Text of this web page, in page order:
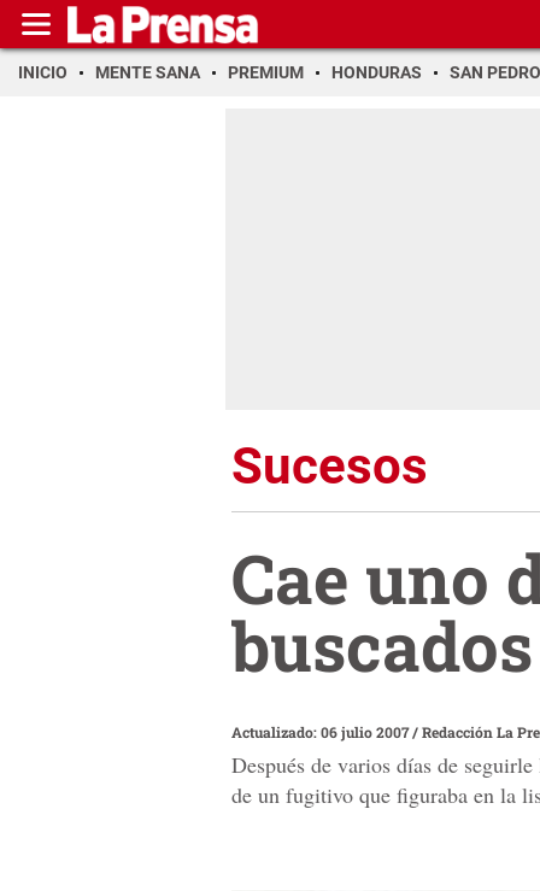
INICIO MENTE SANA PREMIUM HONDURAS SAN PEDRO
Sucesos
Cae uno
buscados
Actualizado: 06 julio 2007/Redacción La
Después de varios días de
de un fugitivo que figuraba en la